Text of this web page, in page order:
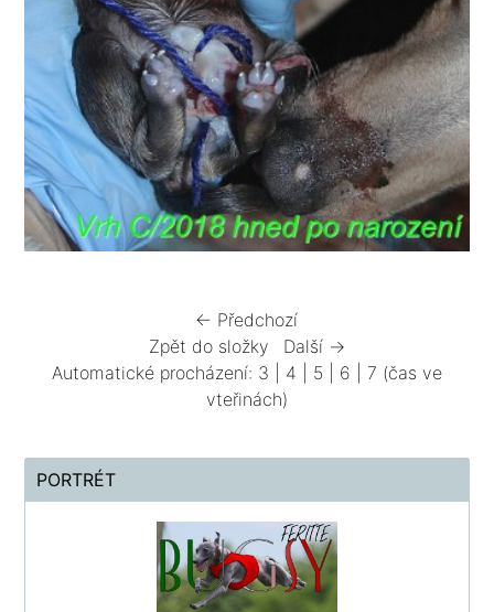
← Předchozí
Zpět do složky
Další →
Automatické procházení: 3 4 5 6 7 (čas ve
vteřinách)
PORTRÉT